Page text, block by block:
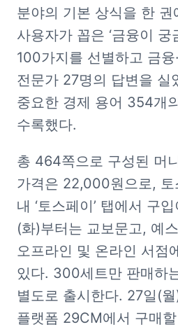
분야의 기본 상식을 한 권
사용자가 꼽은 ‘금융이
100가지를 선별하고 금융
전문가 27명의 답변을 실
중요한 경제 용어 354개
수록했다.
총 464쪽으로 구성된 머
가격은 22,000원으로, 토
내 ‘토스페이’ 탭에서 구
(화)부터는 교보문고, 예
오프라인 및 온라인 서점
있다. 300세트만 판매하
별도로 출시한다. 27일(
플랫폼 29CM에서 구매